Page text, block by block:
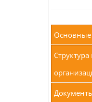
Основные